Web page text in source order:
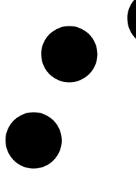
pagina
produsului.
până
2.890lei